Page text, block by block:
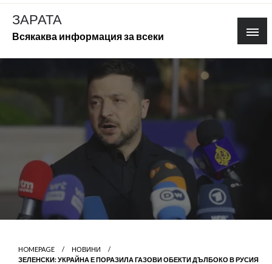
Skip
content
ЗАРАТА
Всякаква информация за всеки
HOMEPAGE
НОВИНИ
ЗЕЛЕНСКИ: УКРАЙНА Е ПОРАЗИЛА ГАЗОВИ ОБЕКТИ ДЪЛБОКО В РУСИЯ